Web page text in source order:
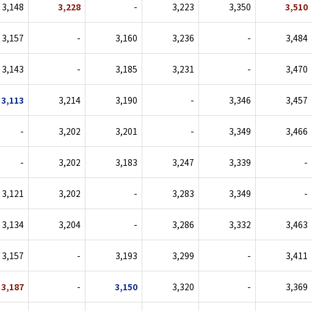
3,148 3,228 - 3,223 3,350 3,510
3,157 - 3,160 3,236 - 3,484
3,143 - 3,185 3,231 - 3,470
3,113 3,214 3,190 - 3,346 3,457
- 3,202 3,201 - 3,349 3,466
- 3,202 3,183 3,247 3,339 -
3,121 3,202 - 3,283 3,349 -
3,134 3,204 - 3,286 3,332 3,463
3,157 - 3,193 3,299 - 3,411
3,187 - 3,150 3,320 - 3,369